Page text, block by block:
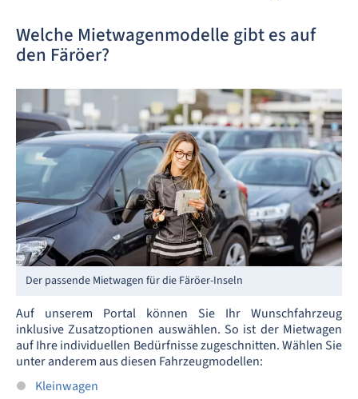
Welche Mietwagenmodelle gibt es auf
den Färöer?
Der passende Mietwagen für die Färöer-Inseln
Auf unserem Portal können Sie Ihr Wunschfahrzeug
inklusive Zusatzoptionen auswählen. So ist der Mietwagen
auf Ihre individuellen Bedürfnisse zugeschnitten. Wählen Sie
unter anderem aus diesen Fahrzeugmodellen:
Kleinwagen